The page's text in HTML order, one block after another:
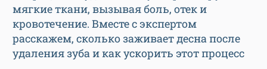
мягкие ткани, вызывая боль, отек и
кровотечение. Вместе с экспертом
расскажем, сколько заживает десна после
удаления зуба и как ускорить этот процесс